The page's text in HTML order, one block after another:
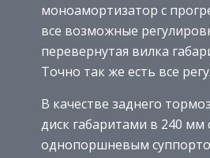
моноамортизатор с
все возможные
перевернутая вилка
Точно так же есть все
В качестве заднего
диск габаритами в 240 мм
однопоршневым